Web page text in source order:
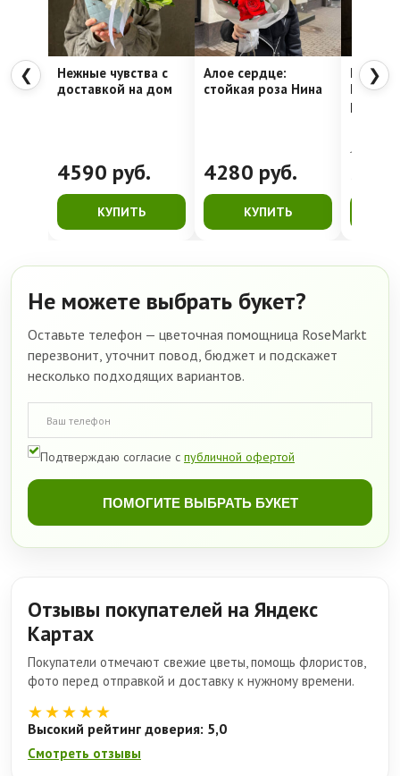
❮
Нежные чувства с
доставкой на дом
4590 руб.
КУПИТЬ
Алое сердце:
стойкая роза Нина
4280 руб.
КУПИТЬ
Недели
4762
❯
Не можете выбрать букет?
Оставьте телефон — цветочная помощница RoseMarkt
перезвонит, уточнит повод, бюджет и подскажет
несколько подходящих вариантов.
Подтверждаю согласие с публичной офертой
ПОМОГИТЕ ВЫБРАТЬ БУКЕТ
Отзывы покупателей на Яндекс
Картах
Покупатели отмечают свежие цветы, помощь флористов,
фото перед отправкой и доставку к нужному времени.
★★★★★
Высокий рейтинг доверия: 5,0
Смотреть отзывы